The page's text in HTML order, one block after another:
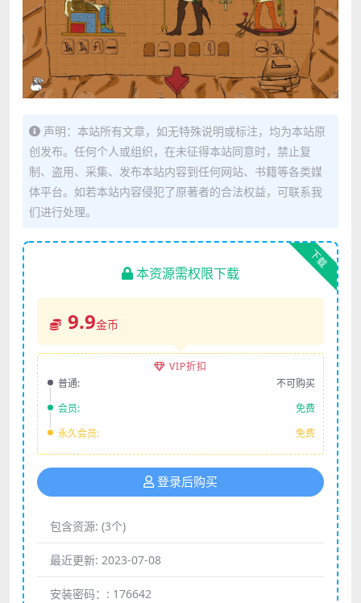
声明：本站所有文章，如无特殊说明或标注，均为本站原
创发布。任何个人或组织，在未征得本站同意时，禁止复
制、盗用、采集、发布本站内容到任何网站、书籍等各类媒
体平台。如若本站内容侵犯了原著者的合法权益，可联系我
们进行处理。
下载
本资源需权限下载
9.9金币
VIP折扣
普通:
不可购买
会员:
免费
永久会员:
免费
登录后购买
包含资源: (3个)
最近更新: 2023-07-08
安装密码：: 176642